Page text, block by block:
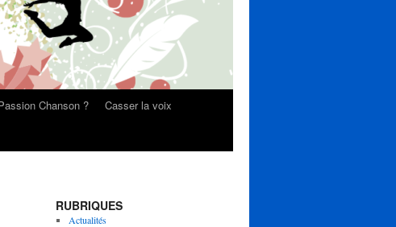
Chanson ?
Casser la voix
RUBRIQUES
Actualités